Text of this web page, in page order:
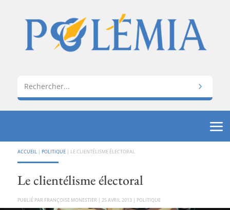
ACCUEIL | POLITIQUE| LE CLIENTÉLISME ÉLECTORAL
Le clientélisme électoral
PAR FRANÇOISE MONESTIER | 25 AVRIL 2013| POLITIQUE